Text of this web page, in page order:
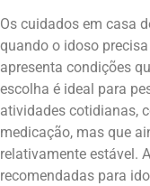
Os cuidados em casa
quando o idoso
apresenta condições
escolha é ideal para
atividades cotidianas,
medicação, mas que
relativamente estável.
recomendadas para